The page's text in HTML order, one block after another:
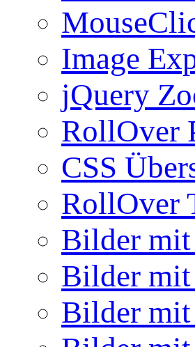
Image
jQuery
RollOver
CSS
RollOver
Bilder
Bilder mit
Bilder